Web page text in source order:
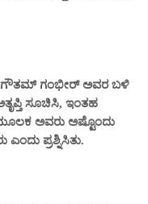
ಗೌತಮ್‌ ಗಂಭೀರ್‌ ಅವರ ಬಳಿ
ಸೂಚಿಸಿ, ಇಂತಹ
ಅವರು ಅಷ್ಟೊಂದು
ಪ್ರಶ್ನಿಸಿತು.